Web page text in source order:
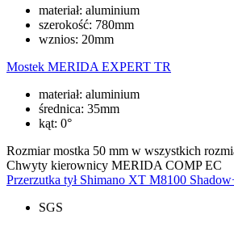
materiał: aluminium
szerokość: 780mm
wznios: 20mm
Mostek MERIDA EXPERT TR
materiał: aluminium
średnica: 35mm
kąt: 0°
Rozmiar mostka 50 mm w wszystkich
Chwyty kierownicy MERIDA COMP EC
Przerzutka tył Shimano XT M8100
SGS